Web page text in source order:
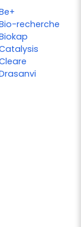
recherche